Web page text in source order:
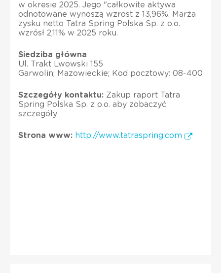
w okresie 2025. Jego "całkowite aktywa
odnotowane wynoszą wzrost z 13,96%. Marża
zysku netto Tatra Spring Polska Sp. z o.o.
wzrósł 2,11% w 2025 roku.
Siedziba główna
Ul. Trakt Lwowski 155
Garwolin; Mazowieckie; Kod pocztowy: 08-400
Szczegóły kontaktu: Zakup raport Tatra
Spring Polska Sp. z o.o. aby zobaczyć
szczegóły
Strona www: http://www.tatraspring.com